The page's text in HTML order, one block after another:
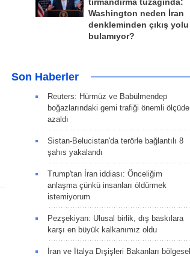
tırmandırma tuzağında:
Washington neden İran
denkleminden çıkış yolu
bulamıyor?
Son Haberler
Reuters: Hürmüz ve Babülmendep
boğazlarındaki gemi trafiği önemli ölçüde
azaldı
Sistan-Belucistan'da terörle bağlantılı 8
şahıs yakalandı
Trump'tan İran iddiası: Önceliğim
anlaşma çünkü insanları öldürmek
istemiyorum
Pezşekiyan: Ulusal birlik, dış baskılara
karşı en büyük kalkanımız oldu
İran ve İtalya Dışişleri Bakanları bölgesel